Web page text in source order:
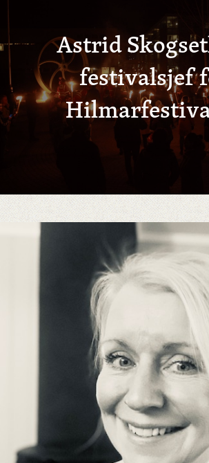
Astrid
festivalsjef